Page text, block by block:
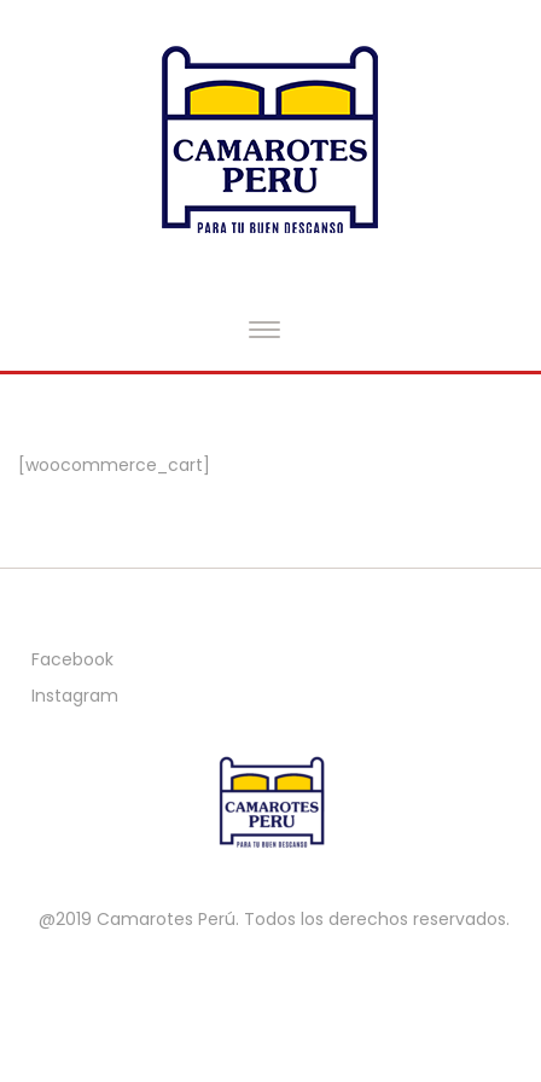
[woocommerce_cart]
Facebook
Instagram
@2019 Camarotes Perú. Todos los derechos reservados.